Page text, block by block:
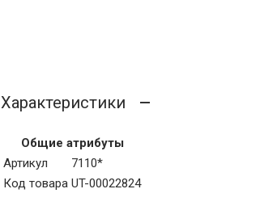
Характеристики
Общие атрибуты
Артикул
7110*
Код товара UT-00022824